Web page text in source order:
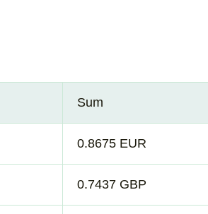
Sum
0.8675 EUR
0.7437 GBP